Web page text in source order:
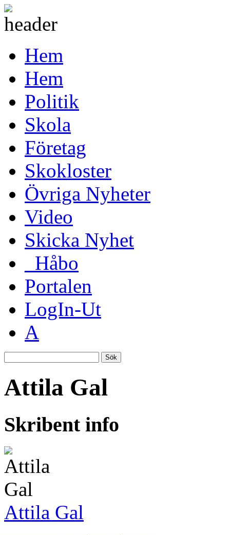
Hem
Hem
Politik
Skola
Företag
Skokloster
Övriga Nyheter
Video
Skicka Nyhet
_Håbo
Portalen
LogIn-Ut
A
Sök
Attila Gal
Skribent info
Attila Gal